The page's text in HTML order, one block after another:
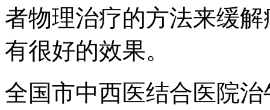
者物理治疗的方法来缓
有很好的效果。
全国市中西医结合医院